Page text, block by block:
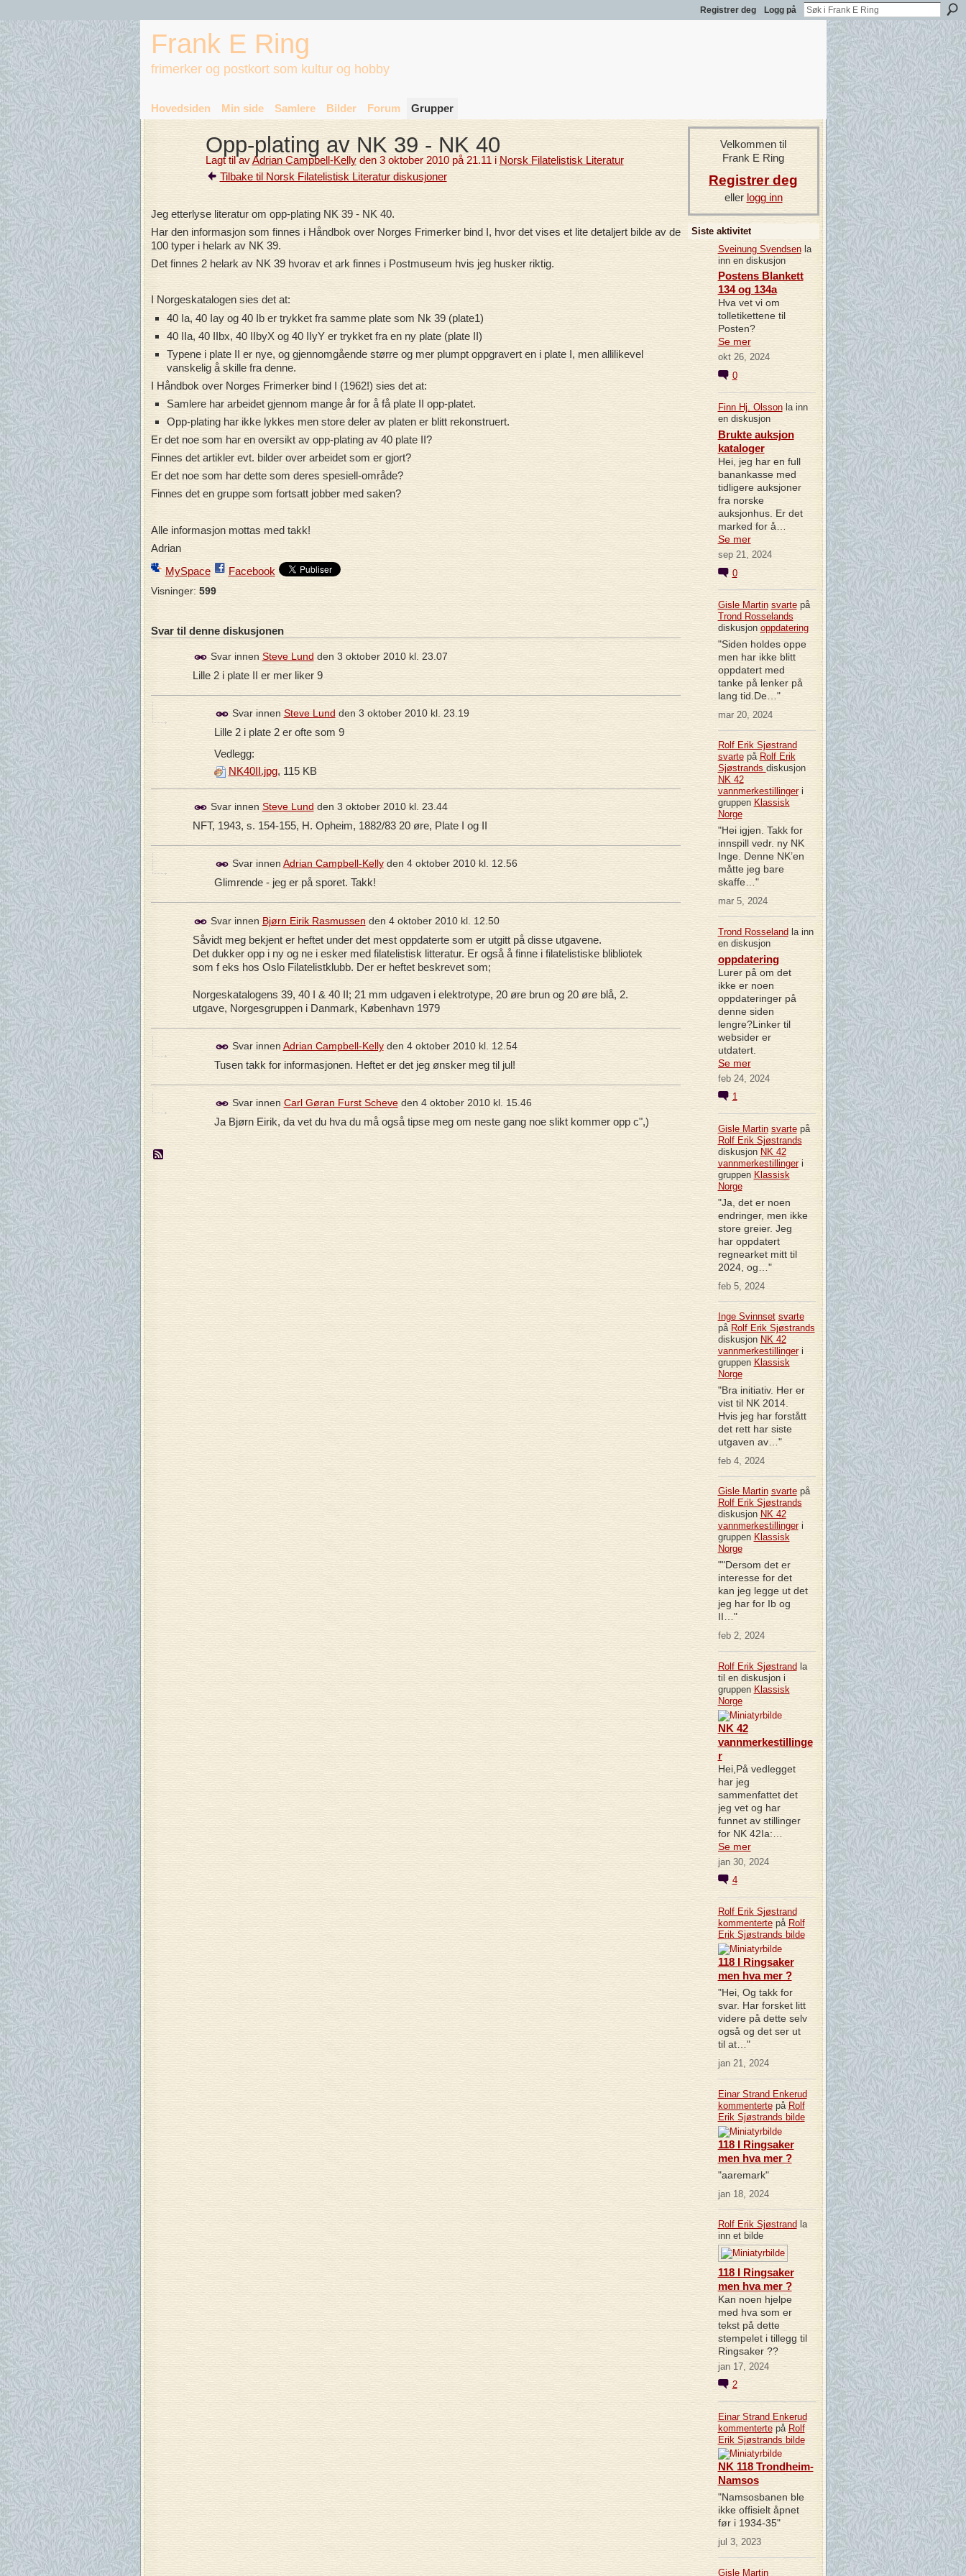
Registrer deg Logg på
Frank E Ring
frimerker og postkort som kultur og hobby
Hovedsiden Min side Samlere Bilder Forum Grupper
Opp-plating av NK 39 - NK 40
Lagt til avAdrian Campbell-Kellyden 3 oktober 2010 på 21.11 i Norsk Filatelistisk Literatur
Tilbake til Norsk Filatelistisk Literatur diskusjoner
Jeg etterlyse literatur om opp-plating NK 39 - NK 40.
Har den informasjon som finnes i Håndbok over Norges Frimerker bind I, hvor det vises et lite detaljert bilde av de
100 typer i helark av NK 39.
Det finnes 2 helark av NK 39 hvorav et ark finnes i Postmuseum hvis jeg husker riktig.
I Norgeskatalogen sies det at:
40 Ia, 40 Iay og 40 Ib er trykket fra samme plate som Nk 39 (plate1)
40 IIa, 40 IIbx, 40 IIbyX og 40 IIyY er trykket fra en ny plate (plate II)
Typene i plate II er nye, og gjennomgående større og mer plumpt oppgravert en i plate I, men allilikevel
vanskelig å skille fra denne.
I Håndbok over Norges Frimerker bind I (1962!) sies det at:
Samlere har arbeidet gjennom mange år for å få plate II opp-platet.
Opp-plating har ikke lykkes men store deler av platen er blitt rekonstruert.
Er det noe som har en oversikt av opp-plating av 40 plate II?
Finnes det artikler evt. bilder over arbeidet som er gjort?
Er det noe som har dette som deres spesiell-område?
Finnes det en gruppe som fortsatt jobber med saken?
Alle informasjon mottas med takk!
Adrian
MySpace
Facebook
Visninger: 599
Svar til denne diskusjonen
Svar innen Steve Lund den 3 oktober 2010 kl. 23.07
Lille 2 i plate II er mer liker 9
Svar innen Steve Lund den 3 oktober 2010 kl. 23.19
Lille 2 i plate 2 er ofte som 9
Vedlegg:
NK40II.jpg, 115 KB
Svar innen Steve Lund den 3 oktober 2010 kl. 23.44
NFT, 1943, s. 154-155, H. Opheim, 1882/83 20 øre, Plate I og II
Svar innen Adrian Campbell-Kellyden 4 oktober 2010 kl. 12.56
Glimrende - jeg er på sporet. Takk!
Svar innen Bjørn Eirik Rasmussen den 4 oktober 2010 kl. 12.50
Såvidt meg bekjent er heftet under det mest oppdaterte som er utgitt på disse utgavene.
Det dukker opp i ny og ne i esker med filatelistisk litteratur. Er også å finne i filatelistiske blibliotek
som f eks hos Oslo Filatelistklubb. Der er heftet beskrevet som;
Norgeskatalogens 39, 40 I & 40 II; 21 mm udgaven i elektrotype, 20 øre brun og 20 øre blå, 2.
utgave, Norgesgruppen i Danmark, København 1979
Svar innen Adrian Campbell-Kellyden 4 oktober 2010 kl. 12.54
Tusen takk for informasjonen. Heftet er det jeg ønsker meg til jul!
Svar innen Carl Gøran Furst Scheveden 4 oktober 2010 kl. 15.46
Ja Bjørn Eirik, da vet du hva du må også tipse meg om neste gang noe slikt kommer opp c",)
Velkommen til
Frank E Ring
Registrer deg
eller logg inn
Siste aktivitet
Sveinung Svendsenla
inn en diskusjon
Postens Blankett
134 og 134a
Hva vet vi om
tolletikettene til
Posten?
Se mer
okt 26, 2024
0
Finn Hj. Olssonla inn
en diskusjon
Brukte auksjon
kataloger
Hei, jeg har en full
banankasse med
tidligere auksjoner
fra norske
auksjonhus. Er det
marked for å…
Se mer
sep 21, 2024
0
Gisle Martin svartepå
Trond Rosselands
diskusjon oppdatering
"Siden holdes oppe
men har ikke blitt
oppdatert med
tanke på lenker på
lang tid.De…"
mar 20, 2024
Rolf Erik Sjøstrand
svartepå Rolf Erik
Sjøstrands diskusjon
NK 42
vannmerkestillingeri
gruppen Klassisk
Norge
"Hei igjen. Takk for
innspill vedr. ny NK
Inge. Denne NK’en
måtte jeg bare
skaffe…"
mar 5, 2024
Trond Rosseland la inn
en diskusjon
oppdatering
Lurer på om det
ikke er noen
oppdateringer på
denne siden
lengre?Linker til
websider er
utdatert.
Se mer
feb 24, 2024
1
Gisle Martin svartepå
Rolf Erik Sjøstrands
diskusjon NK 42
vannmerkestillingeri
gruppen Klassisk
Norge
"Ja, det er noen
endringer, men ikke
store greier. Jeg
har oppdatert
regnearket mitt til
2024, og…"
feb 5, 2024
Inge Svinnset svarte
på Rolf Erik Sjøstrands
diskusjon NK 42
vannmerkestillingeri
gruppen Klassisk
Norge
"Bra initiativ. Her er
vist til NK 2014.
Hvis jeg har forstått
det rett har siste
utgaven av…"
feb 4, 2024
Gisle Martin svartepå
Rolf Erik Sjøstrands
diskusjon NK 42
vannmerkestillingeri
gruppen Klassisk
Norge
""Dersom det er
interesse for det
kan jeg legge ut det
jeg har for Ib og
II…"
feb 2, 2024
Rolf Erik Sjøstrand la
til en diskusjon i
gruppen Klassisk
Norge
NK 42
vannmerkestillinge
r
Hei,På vedlegget
har jeg
sammenfattet det
jeg vet og har
funnet av stillinger
for NK 42Ia:…
Se mer
jan 30, 2024
4
Rolf Erik Sjøstrand
kommentertepå Rolf
Erik Sjøstrandsbilde
118 I Ringsaker
men hva mer ?
"Hei, Og takk for
svar. Har forsket litt
videre på dette selv
også og det ser ut
til at…"
jan 21, 2024
Einar Strand Enkerud
kommentertepå Rolf
Erik Sjøstrandsbilde
118 I Ringsaker
men hva mer ?
"aaremark"
jan 18, 2024
Rolf Erik Sjøstrand la
inn et bilde
118 I Ringsaker
men hva mer ?
Kan noen hjelpe
med hva som er
tekst på dette
stempelet i tillegg til
Ringsaker ??
jan 17, 2024
2
Einar Strand Enkerud
kommentertepå Rolf
Erik Sjøstrandsbilde
NK 118 Trondheim-
Namsos
"Namsosbanen ble
ikke offisielt åpnet
før i 1934-35"
jul 3, 2023
Gisle Martin